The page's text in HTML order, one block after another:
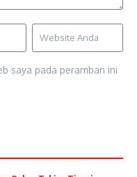
saya pada peramban ini